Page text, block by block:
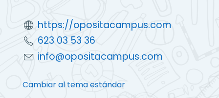
https://opositacampus.com
623 03 53 36
info@opositacampus.com
Cambiar al tema estándar